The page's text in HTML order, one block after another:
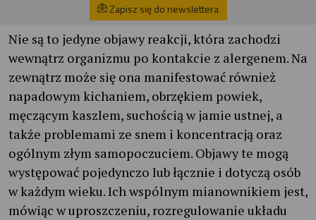
Zapisz się do newslettera
Nie są to jedyne objawy reakcji, która zachodzi
wewnątrz organizmu po kontakcie z alergenem. Na
zewnątrz może się ona manifestować również
napadowym kichaniem, obrzękiem powiek,
męczącym kaszlem, suchością w jamie ustnej, a
także problemami ze snem i koncentracją oraz
ogólnym złym samopoczuciem. Objawy te mogą
występować pojedynczo lub łącznie i dotyczą osób
w każdym wieku. Ich wspólnym mianownikiem jest,
mówiąc w uproszczeniu, rozregulowanie układu